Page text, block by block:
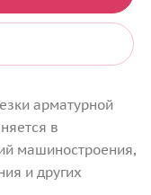
арматурной
в
машиностроения,
и других